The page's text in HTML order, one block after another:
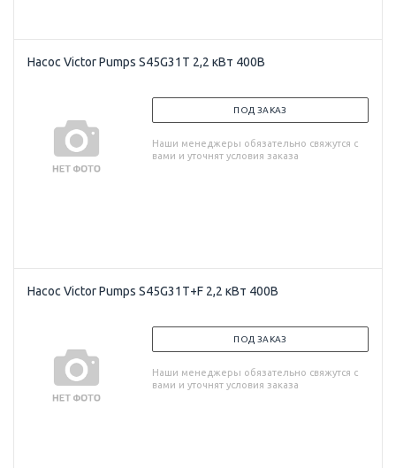
Насос Victor Pumps S45G31T 2,2 кВт 400В
ПОД ЗАКАЗ
Наши менеджеры обязательно свяжутся с
вами и уточнят условия заказа
Насос Victor Pumps S45G31T+F 2,2 кВт 400В
ПОД ЗАКАЗ
Наши менеджеры обязательно свяжутся с
вами и уточнят условия заказа